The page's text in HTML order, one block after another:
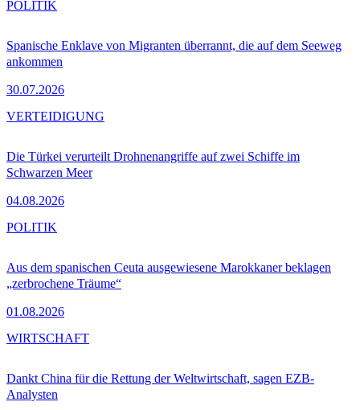
Spanische Enklave von Migranten überrannt, die auf dem Seeweg
ankommen
30.07.2026
POLITIK
Die Türkei verurteilt Drohnenangriffe auf zwei Schiffe im
Schwarzen Meer
04.08.2026
VERTEIDIGUNG
Aus dem spanischen Ceuta ausgewiesene Marokkaner beklagen
„zerbrochene Träume“
01.08.2026
POLITIK
Dankt China für die Rettung der Weltwirtschaft, sagen EZB-
Analysten
WIRTSCHAFT